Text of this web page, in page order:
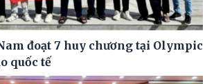
đoạt 7 huy chương tại Olympic
quốc tế